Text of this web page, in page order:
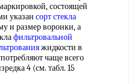
состоящей
указан сорт стекла
и размер воронки, а
фильтровальной
жидкости в
чаще всего
4 (см. табл. 15